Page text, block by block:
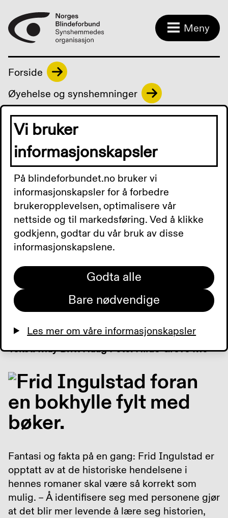
Meny
Forside
Øyehelse og synshemninger
(AMD)
Frid Ingulstad (86)
føler sorg over
synsproblemene
I over 60 år har Frid Ingulstad fortalt om
andres liv gjennom historisk fakta og livlig
fantasi. Her er Frids egen historie. Om tapet av
en datter, det å miste synet og å brenne for
det skrevne ord.
Tekst: May Britt Haug Foto: Hilde Greve Mo
Fantasi og fakta på en gang: Frid Ingulstad er
opptatt av at de historiske hendelsene i
hennes romaner skal være så korrekt som
mulig. – Å identifisere seg med personene gjør
at det blir mer levende å lære seg historien,
Vi bruker
informasjonskapsler
På blindeforbundet.no bruker vi
informasjonskapsler for å forbedre
brukeropplevelsen, optimalisere vår
nettside og til markedsføring. Ved å klikke
godkjenn, godtar du vår bruk av disse
informasjonskapslene.
Godta alle
Bare nødvendige
Les mer om våre informasjonskapsler